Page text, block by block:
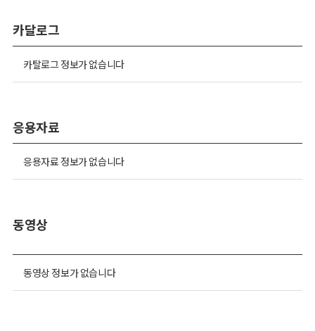
카달로그
카탈로그 정보가 없습니다
응용자료
응용자료 정보가 없습니다
동영상
동영상 정보가 없습니다